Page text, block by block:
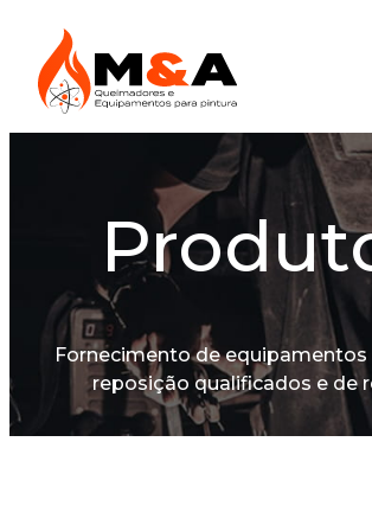
HOME
SOBRE NÓS
ASSISTÊNCIA TÉCNICA
PRODUTOS
CONTATO
BLOG
Fornecimento de equipamentos
reposição qualificados e de